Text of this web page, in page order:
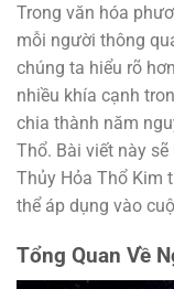
Trong văn hóa
mỗi người thông
chúng ta hiểu rõ
nhiều khía cạnh
chia thành năm
Thổ. Bài viết này
Thủy Hỏa Thổ Kim
thể áp dụng vào
Tổng Quan Về